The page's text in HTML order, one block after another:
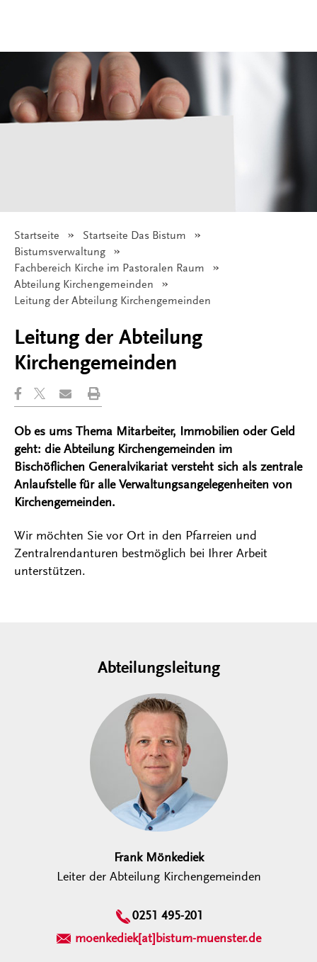
Startseite
Startseite Das Bistum
Bistumsverwaltung
Fachbereich Kirche im Pastoralen Raum
Abteilung Kirchengemeinden
Angezeigt:
Leitung der Abteilung Kirchengemeinden
Leitung der Abteilung
Kirchengemeinden
Ob es ums Thema Mitarbeiter, Immobilien oder Geld
geht: die Abteilung Kirchengemeinden im
Bischöflichen Generalvikariat versteht sich als zentrale
Anlaufstelle für alle Verwaltungsangelegenheiten von
Kirchengemeinden.
Wir möchten Sie vor Ort in den Pfarreien und
Zentralrendanturen bestmöglich bei Ihrer Arbeit
unterstützen.
Abteilungsleitung
Frank Mönkediek
Leiter der Abteilung Kirchengemeinden
0251 495-201
moenkediek[at]bistum-muenster.de